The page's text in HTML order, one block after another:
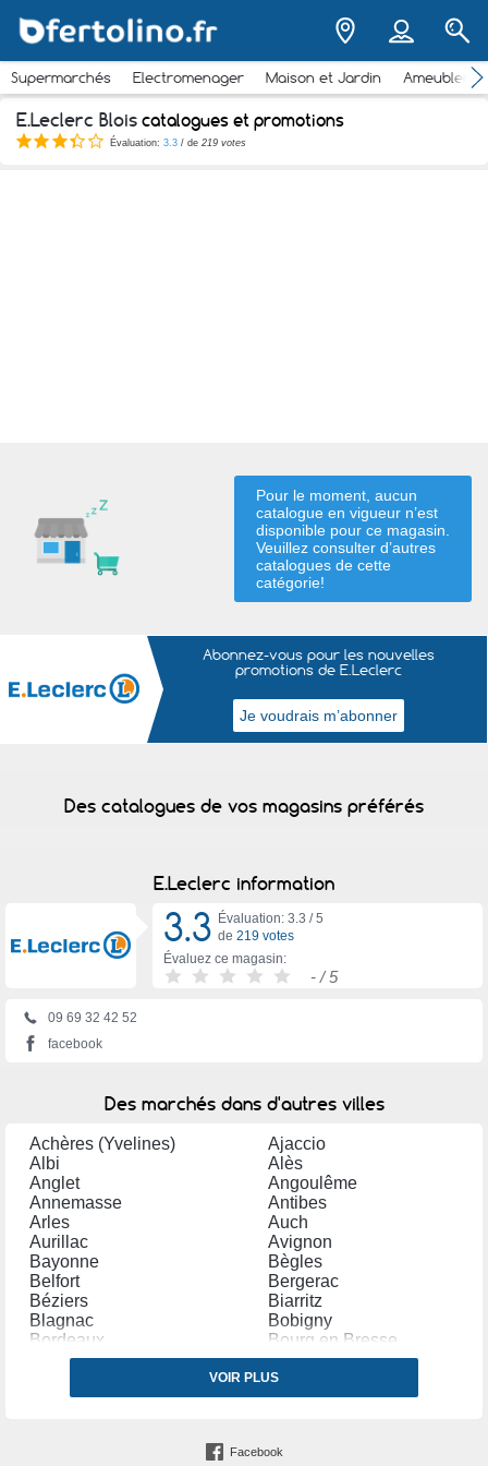
Supermarchés Electromenager Maison et Jardin
E.Leclerc Blois catalogues et promotions
Évaluation: 3.3 / de 219 votes
Pour le moment, aucun
catalogue en vigueur n’est
disponible pour ce magasin.
Veuillez consulter d’autres
catalogues de cette
catégorie!
Abonnez-vous pour les nouvelles
promotions de E.Leclerc
Des catalogues de vos magasins préférés
E.Leclerc information
3.3 Évaluation: 3.3 /5
de 219 votes
Évaluez ce magasin:
- / 5
09 69 32 42 52
facebook
Des marchés dans d'autres villes
Achères (Yvelines)
Ajaccio
Albi
Alès
Anglet
Angoulême
Annemasse
Antibes
Arles
Auch
Aurillac
Avignon
Bayonne
Bègles
Belfort
Bergerac
Béziers
Biarritz
Blagnac
Bobigny
Bordeaux
Bourg en Bresse
Bourges
Bourg lès Valence
Bressuire
Brive la Gaillarde
Bruay la Buissière
Chalon sur Saône
VOIR PLUS
Facebook